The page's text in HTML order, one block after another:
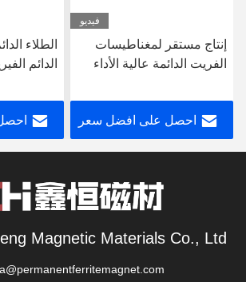
فيديو
إنتاج مستقر لمغناطيسات
الفريت الدائمة عالية الأداء
الدراجات النارية
احصل على افضل سعر
الطلاء
الدائم
الحزمة
Magnetic Materials Co., Ltd